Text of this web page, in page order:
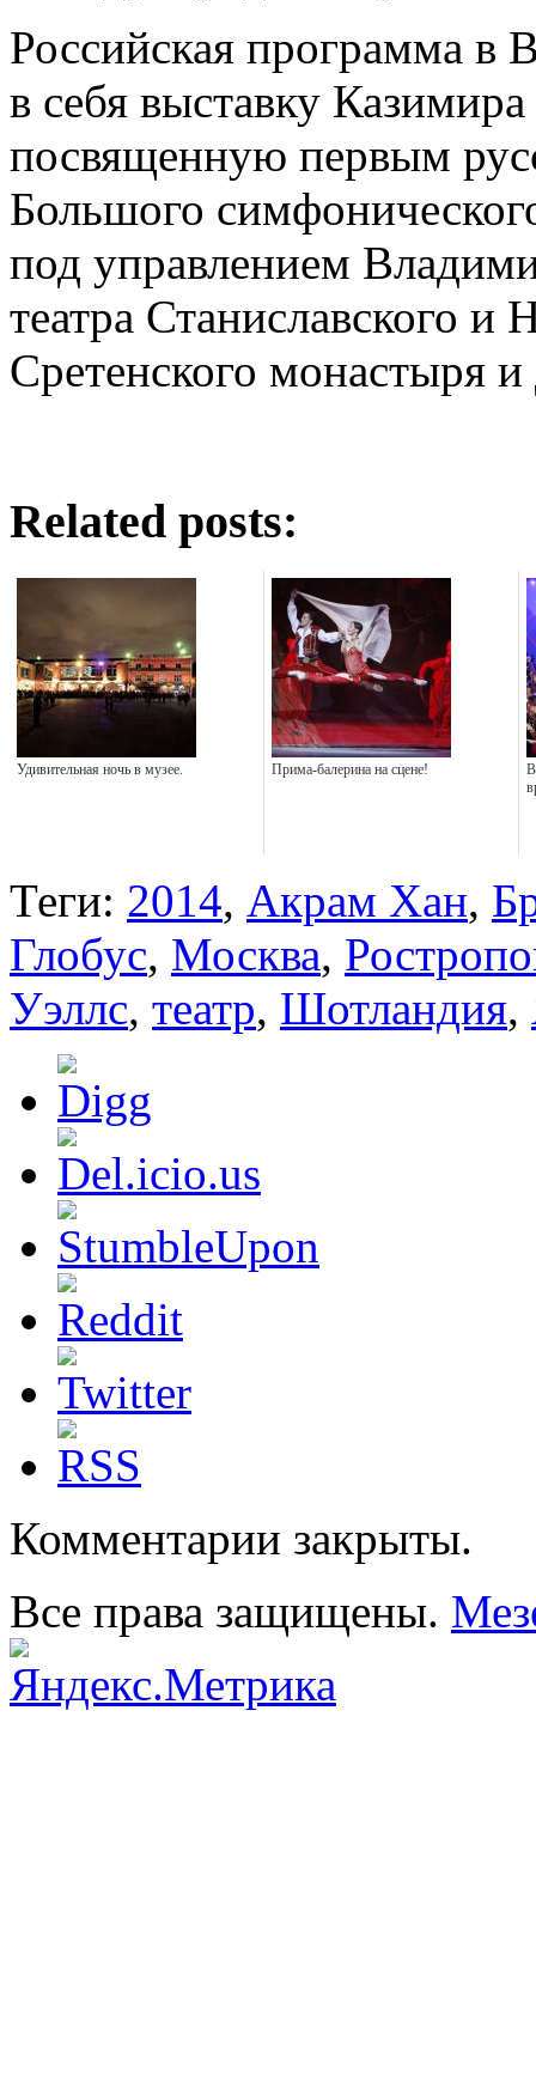
Российская программа в
в себя выставку
посвященную первым
Большого
под управлением
театра Станиславского
Сретенского монастыря
Related posts:
Удивительная ночь в музее. Прима-балерина на сцене!
Теги: 2014, Акрам Хан,
Глобус, Москва,
Уэллс, театр, Шотландия,
Комментарии закрыты.
Все права защищены.